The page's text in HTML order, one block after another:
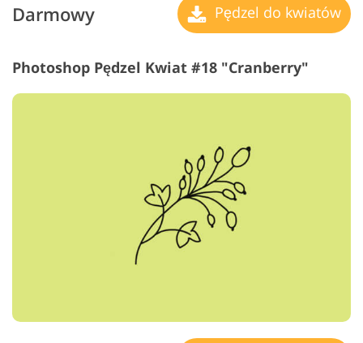
Darmowy Pędzel do kwiatów
Photoshop Pędzel Kwiat #18 "Cranberry"